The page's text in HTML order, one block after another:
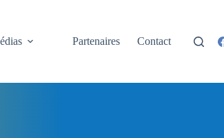
Partenaires Contact